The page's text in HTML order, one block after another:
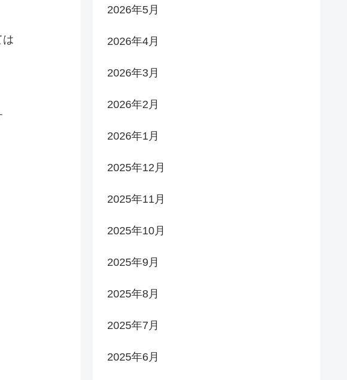
は
2026年5月
2026年4月
2026年3月
2026年2月
2026年1月
2025年12月
2025年11月
2025年10月
2025年9月
2025年8月
2025年7月
2025年6月